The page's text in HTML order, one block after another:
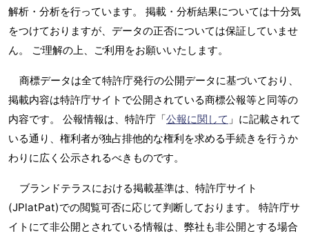
解析・分析を行っています。 掲載・分析結果については十分気
をつけておりますが、データの正否については保証していませ
ん。 ご理解の上、ご利用をお願いいたします。
商標データは全て特許庁発行の公開データに基づいており、
掲載内容は特許庁サイトで公開されている商標公報等と同等の
内容です。 公報情報は、特許庁「公報に関して 」に記載されて
いる通り、権利者が独占排他的な権利を求める手続きを行うか
わりに広く公示されるべきものです。
ブランドテラスにおける掲載基準は、特許庁サイト
(JPlatPat)での閲覧可否に応じて判断しております。 特許庁サ
イトにて非公開とされている情報は、弊社も非公開とする場合